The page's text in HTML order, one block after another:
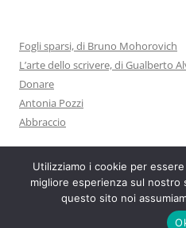
Fogli sparsi, di Bruno Mohorovich
L’arte dello scrivere, di Gualberto
Donare
Antonia Pozzi
Abbraccio
Utilizziamo i cookie per
migliore esperienza sul nostro
questo sito noi